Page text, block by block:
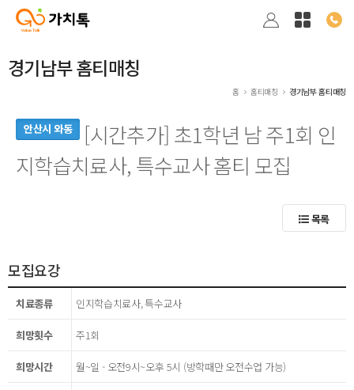
경기남부 홈티매칭
홈 홈티매칭 경기남부 홈티매칭
안산시 와동
[시간추가] 초1학년 남 주1회 인
지학습치료사, 특수교사 홈티 모집
목록
모집요강
치료종류 인지학습치료사, 특수교사
희망횟수 주1회
희망시간 월~일 - 오전9시~오후 5시 (방학때만 오전수업 가능)